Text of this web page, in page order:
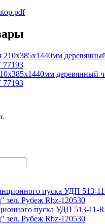
деревянный
77193
пуска УДП 513-11-
Рубеж Rbz-120530